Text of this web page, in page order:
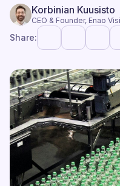
Korbinian Kuusisto
CEO & Founder, Enao
Share: